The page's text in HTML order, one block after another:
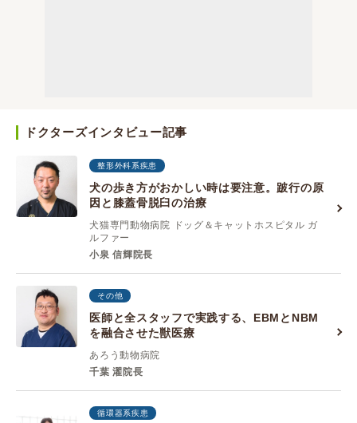
ドクターズインタビュー記事
整形外科系疾患
犬の歩き方がおかしい時は要注意。跛行の原
因と膝蓋骨脱臼の治療
犬猫専門動物病院 ドッグ＆キャットホスピタル ガ
ルファー
小泉 信輝院長
その他
医師と全スタッフで実践する、EBMとNBM
を融合させた獣医療
あろう動物病院
千葉 濯院長
循環器系疾患